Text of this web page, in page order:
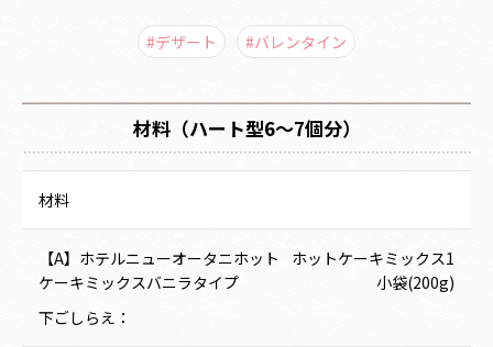
#デザート #バレンタイン
材料（ハート型6～7個分）
材料
【A】ホテルニューオータニホット
ケーキミックスバニラタイプ
ホットケーキミックス1
小袋(200g)
下ごしらえ：